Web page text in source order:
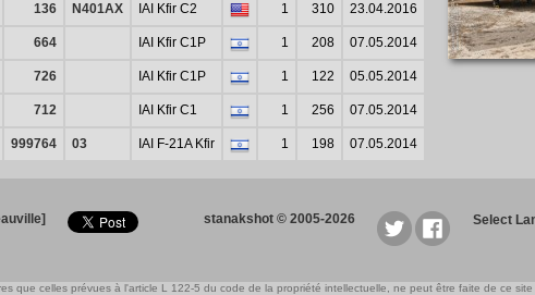
136 N401AX IAI Kfir C2 1 310 23.04.2016
664 IAI Kfir C1P 1 208 07.05.2014
726 IAI Kfir C1P 1 122 05.05.2014
712 IAI Kfir C1 1 256 07.05.2014
999764 03 IAI F-21A Kfir 1 198 07.05.2014
stanakshot © 2005-2026 Select
que celles prévues à l'article L 122-5 du code de la propriété intellectuelle, ne peut être faite de ce